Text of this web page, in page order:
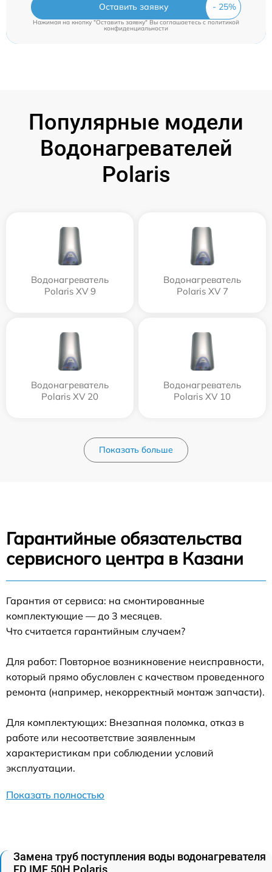
Оставить заявку
Нажимая на кнопку "Оставить заявку" Вы соглашаетесь cполитикой
конфиденциальности
Популярные модели
Водонагревателей
Polaris
Водонагреватель
Polaris XV 9
Водонагреватель
Polaris XV 7
Водонагреватель
Polaris XV 20
Водонагреватель
Polaris XV 10
Показать больше
Гарантийные обязательства
сервисного центра в Казани
Гарантия от сервиса: на смонтированные
комплектующие — до 3 месяцев.
Что считается гарантийным случаем?
Для работ: Повторное возникновение неисправности,
который прямо обусловлен с качеством проведенного
ремонта (например, некорректный монтаж запчасти).
Для комплектующих: Внезапная поломка, отказ в
работе или несоответствие заявленным
характеристикам при соблюдении условий
эксплуатации.
Показать полностью
Замена труб поступления воды водонагревателя
FD IMF 50H Polaris